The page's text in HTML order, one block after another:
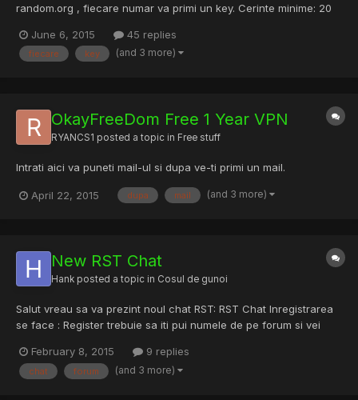
random.org , fiecare numar va primi un key. Cerinte minime: 20
June 6, 2015
45 replies
fiecare key (and 3 more)
OkayFreeDom Free 1 Year VPN
RYANCS1 posted a topic in Free stuff
Intrati aici va puneti mail-ul si dupa ve-ti primi un mail.
April 22, 2015 dupa mail (and 3 more)
New RST Chat
Hank posted a topic in Cosul de gunoi
Salut vreau sa va prezint noul chat RST: RST Chat Inregistrarea
se face : Register trebuie sa iti pui numele de pe forum si vei
February 8, 2015
9 replies
chat forum (and 3 more)